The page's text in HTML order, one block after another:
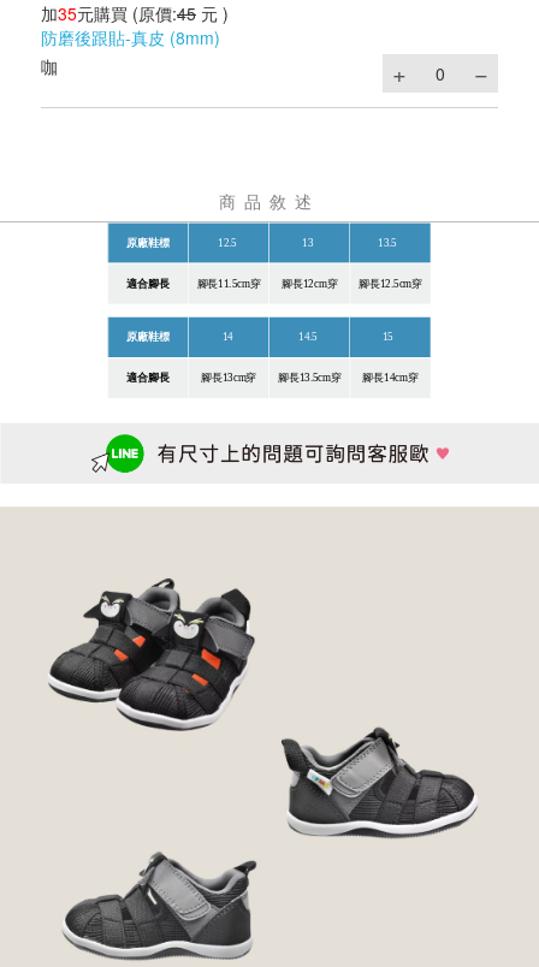
加35元購買 (原價:45 元 )
防磨後跟貼-真皮 (8mm)
咖
商品敘述